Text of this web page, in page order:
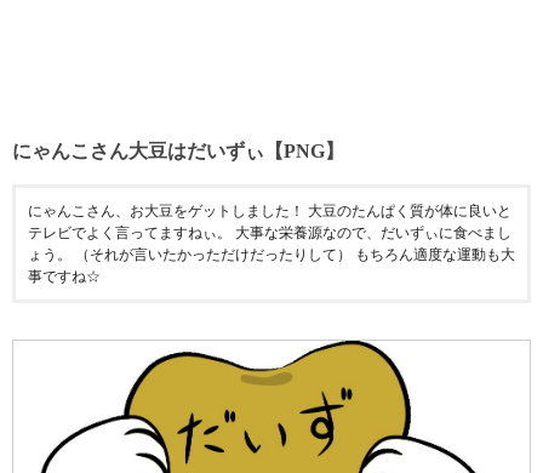
にゃんこさん大豆はだいずぃ【PNG】
にゃんこさん、お大豆をゲットしました！ 大豆のたんぱく質が体に良いと
テレビでよく言ってますねぃ。 大事な栄養源なので、だいずぃに食べまし
ょう。 （それが言いたかっただけだったりして） もちろん適度な運動も大
事ですね☆